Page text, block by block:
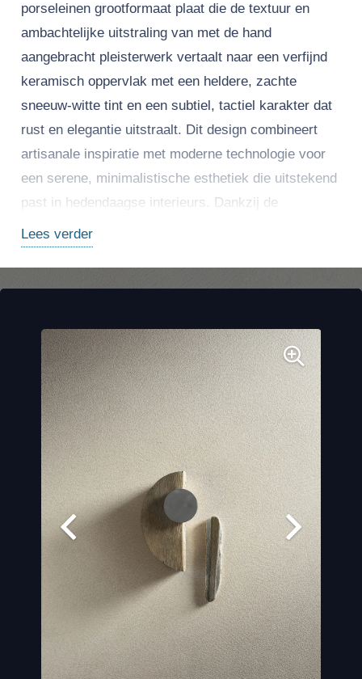
porseleinen grootformaat plaat die de textuur en
ambachtelijke uitstraling van met de hand
aangebracht pleisterwerk vertaalt naar een verfijnd
keramisch oppervlak met een heldere, zachte
sneeuw-witte tint en een subtiel, tactiel karakter dat
rust en elegantie uitstraalt. Dit design combineert
artisanale inspiratie met moderne technologie voor
een serene, minimalistische esthetiek die uitstekend
past in hedendaagse interieurs. Dankzij de
hoogwaardige porseleinen samenstelling biedt
Plaster Snow uitstekende duurzaamheid,
commerciële projecten.
Lees verder